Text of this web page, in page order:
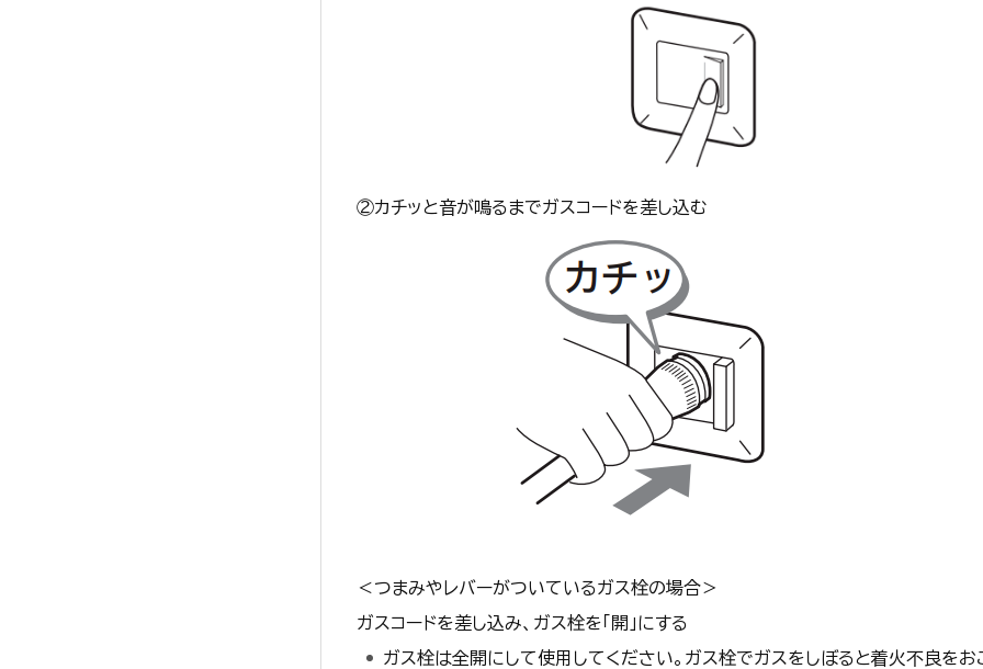
②カチッと音が鳴るまでガスコードを差し込む
＜つまみやレバーがついているガス栓の場合＞
ガスコードを差し込み、ガス栓を「開」にする
ガス栓は全開にして使用してください。ガス栓でガスをしぼると着火不良をお